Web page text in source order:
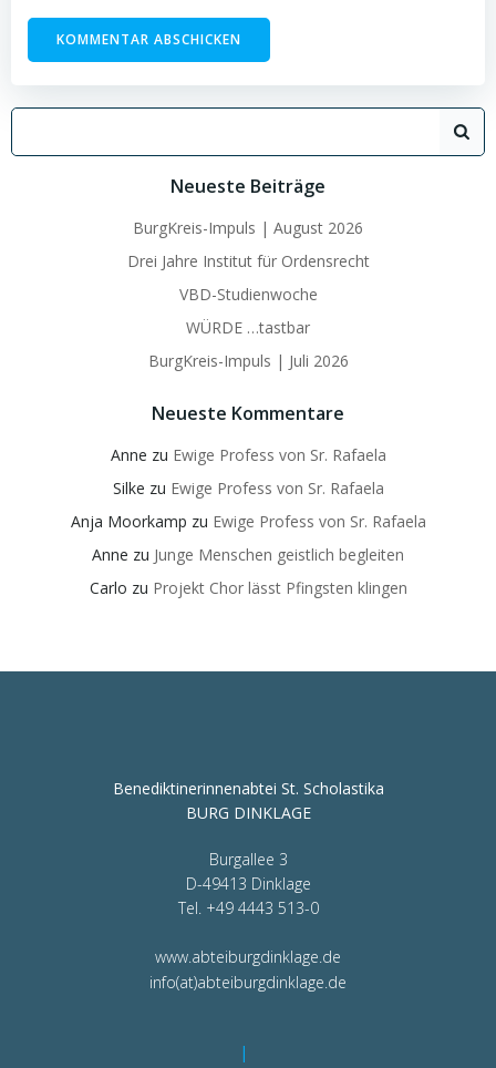
for:
Neueste Beiträge
BurgKreis-Impuls | August 2026
Drei Jahre Institut für Ordensrecht
VBD-Studienwoche
WÜRDE …tastbar
BurgKreis-Impuls | Juli 2026
Neueste Kommentare
Anne zu Ewige Profess von Sr. Rafaela
Silke zu Ewige Profess von Sr. Rafaela
Anja Moorkamp zu Ewige Profess von Sr. Rafaela
Anne zu Junge Menschen geistlich begleiten
Carlo zu Projekt Chor lässt Pfingsten klingen
Benediktinerinnenabtei St. Scholastika
BURG DINKLAGE
Burgallee 3
D-49413 Dinklage
Tel. +49 4443 513-0
www.abteiburgdinklage.de
info(at)abteiburgdinklage.de
|